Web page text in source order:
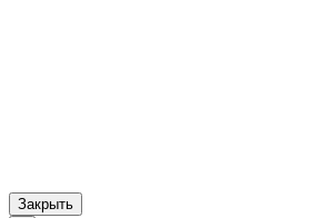
Закрыть